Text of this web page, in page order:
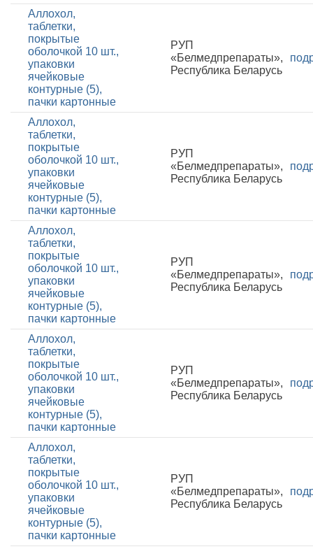
Аллохол,
таблетки,
покрытые
оболочкой 10 шт.,
упаковки
ячейковые
контурные (5),
пачки картонные
РУП
«Белмедпрепараты»,
Республика Беларусь
Аллохол,
таблетки,
покрытые
оболочкой 10 шт.,
упаковки
ячейковые
контурные (5),
пачки картонные
РУП
«Белмедпрепараты»,
Республика Беларусь
Аллохол,
таблетки,
покрытые
оболочкой 10 шт.,
упаковки
ячейковые
контурные (5),
пачки картонные
РУП
«Белмедпрепараты»,
Республика Беларусь
Аллохол,
таблетки,
покрытые
оболочкой 10 шт.,
упаковки
ячейковые
контурные (5),
пачки картонные
РУП
«Белмедпрепараты»,
Республика Беларусь
Аллохол,
таблетки,
покрытые
оболочкой 10 шт.,
упаковки
ячейковые
контурные (5),
пачки картонные
РУП
«Белмедпрепараты»,
Республика Беларусь